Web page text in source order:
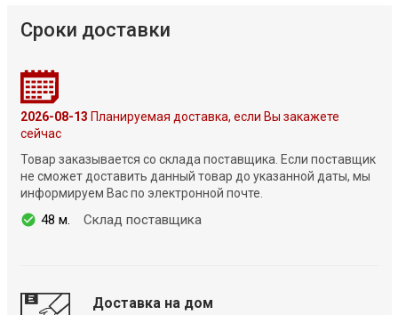
Сроки доставки
2026-08-13 Планируемая доставка, если Вы закажете
сейчас
Товар заказывается со склада поставщика. Если поставщик
не сможет доставить данный товар до указанной даты, мы
информируем Вас по электронной почте.
48 м. Склад поставщика
Доставка на дом